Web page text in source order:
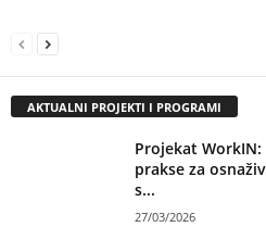
AKTUALNI PROJEKTI I PROGRAMI
Projekat
prakse za
s...
27/03/2026